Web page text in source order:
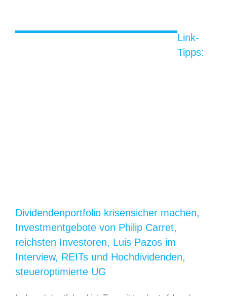
Link-
Tipps:
Dividendenportfolio krisensicher machen,
Investmentgebote von Philip Carret,
reichsten Investoren, Luis Pazos im
Interview, REITs und Hochdividenden,
steueroptimierte UG